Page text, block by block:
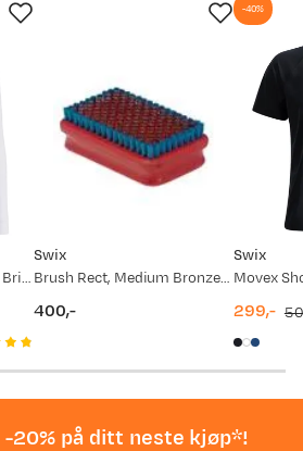
RaceX Classic Half Zip M Bright White/ Dark Navy
Swix
Brush Rect, Medium Bronze Red
400,-
Swix
Movex
-40%
299,-
original
-20% på ditt neste kjøp*!